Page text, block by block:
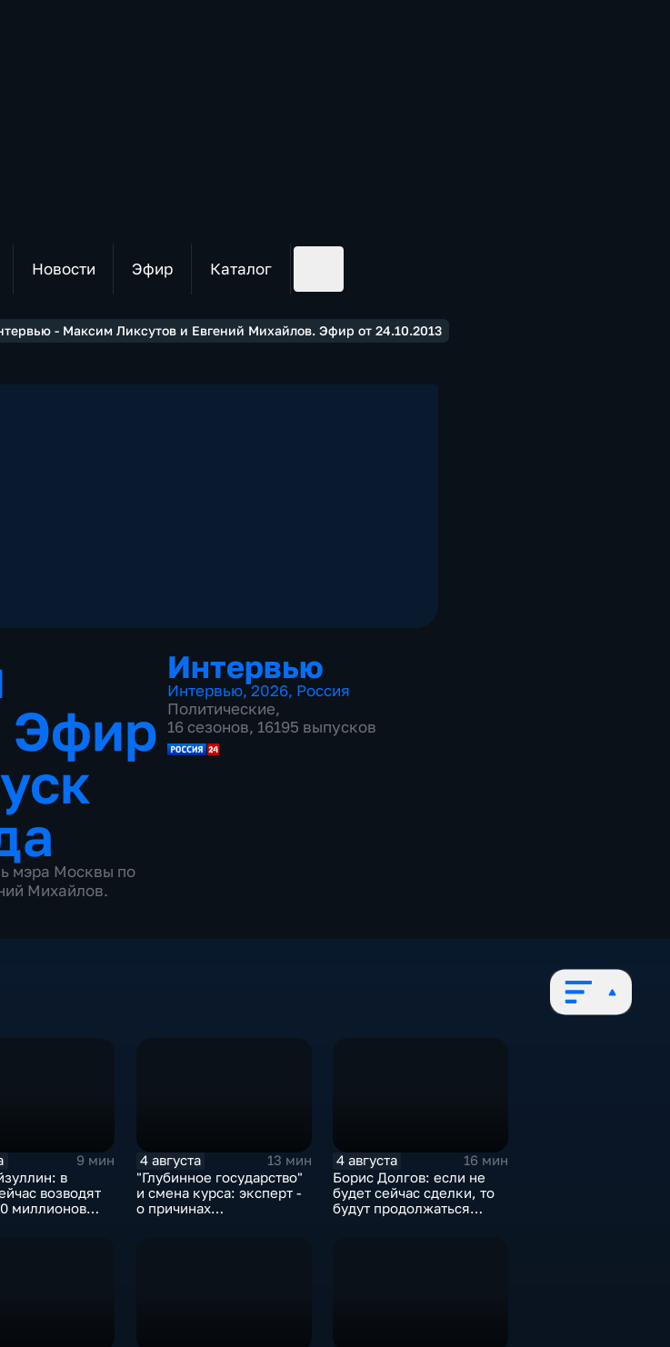
Новости Эфир Каталог
- Максим Ликсутов и Евгений Михайлов. Эфир от 24.10.2013
Эфир
мэра Москвы по
Михайлов.
Интервью
Интервью,2026, Россия
Политические,
16 сезонов, 16195 выпусков
9 мин
в
возводят
миллионов
4 августа
13 мин
"Глубинное государство"
и смена курса: эксперт -
о причинах
4 августа
16 мин
Борис Долгов: если не
будет сейчас сделки, то
будут продолжаться